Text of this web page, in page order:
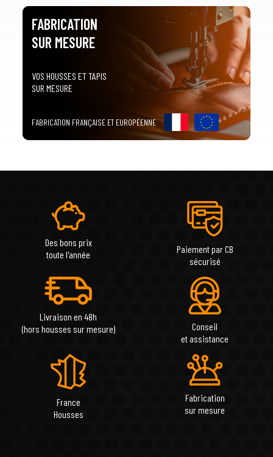
FABRICATION
SUR MESURE
VOS HOUSSES ET TAPIS
SUR MESURE
FABRICATION FRANÇAISE ET EUROPÉENNE
Des bons prix
toute l'année
Paiement par CB
sécurisé
Livraison en 48h
(hors housses sur mesure)
Conseil
et assistance
France
Housses
Fabrication
sur mesure